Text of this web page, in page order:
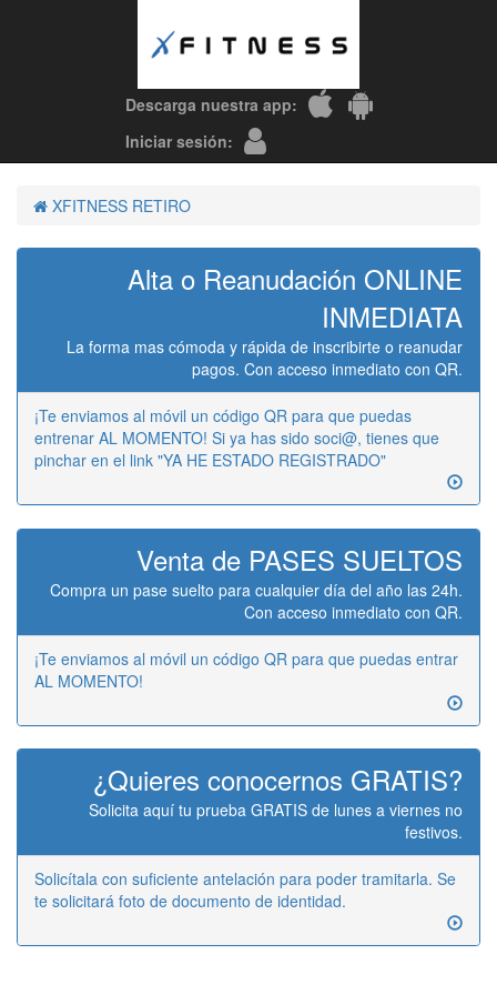
Descarga nuestra app:
Iniciar sesión:
XFITNESS RETIRO
Alta o Reanudación ONLINE
INMEDIATA
La forma mas cómoda y rápida de inscribirte o reanudar
pagos. Con acceso inmediato con QR.
¡Te enviamos al móvil un código QR para que puedas
entrenar AL MOMENTO! Si ya has sido soci@, tienes que
pinchar en el link "YA HE ESTADO REGISTRADO"
Venta de PASES SUELTOS
Compra un pase suelto para cualquier día del año las 24h.
Con acceso inmediato con QR.
¡Te enviamos al móvil un código QR para que puedas entrar
AL MOMENTO!
¿Quieres conocernos GRATIS?
Solicita aquí tu prueba GRATIS de lunes a viernes no
festivos.
Solicítala con suficiente antelación para poder tramitarla. Se
te solicitará foto de documento de identidad.